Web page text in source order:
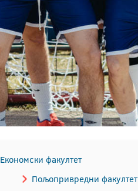
Економски факултет
Пољопривредни факултет